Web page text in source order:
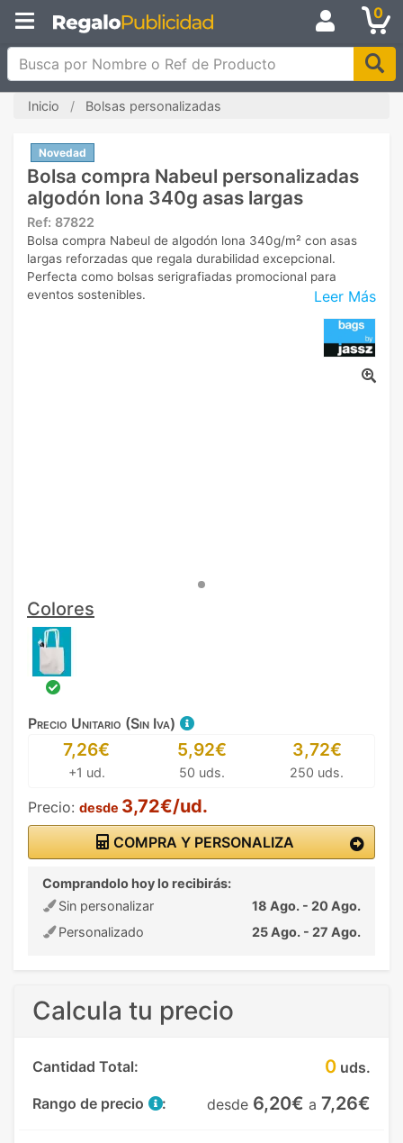
0
Busca por Nombre o Ref de Producto
Inicio Bolsas personalizadas
Novedad
Bolsa compra Nabeul personalizadas
algodón lona 340g asas largas
Ref: 87822
Leer Más
Bolsa compra Nabeul de algodón lona 340g/m² con asas
largas reforzadas que regala durabilidad excepcional.
Perfecta como bolsas serigrafiadas promocional para
eventos sostenibles.
Colores
Precio Unitario (Sin Iva)
7,26€
+1 ud.
5,92€
50 uds.
3,72€
250 uds.
Precio: desde 3,72€/ud.
COMPRA Y PERSONALIZA
Comprandolo hoy lo recibirás:
Sin personalizar
18 Ago. - 20 Ago.
Personalizado
25 Ago. - 27 Ago.
Calcula tu precio
Cantidad Total: 0 uds.
Rango de precio
: desde 6,20€ a 7,26€